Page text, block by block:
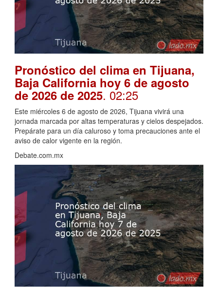
Pronóstico del clima en Tijuana,
Baja California hoy 6 de agosto
de 2026 de 2025. 02:25
Este miércoles 6 de agosto de 2026, Tijuana vivirá una
jornada marcada por altas temperaturas y cielos despejados.
Prepárate para un día caluroso y toma precauciones ante el
aviso de calor vigente en la región.
Debate.com.mx